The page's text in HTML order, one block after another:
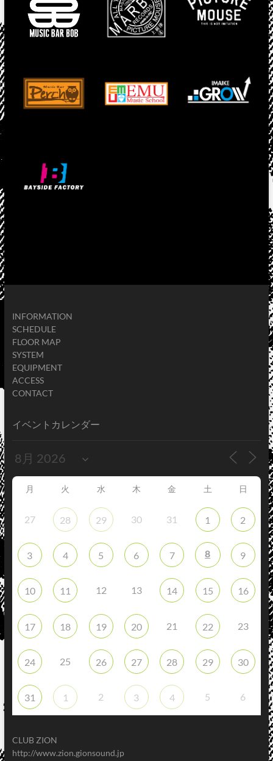
INFORMATION
SCHEDULE
FLOOR MAP
SYSTEM
EQUIPMENT
ACCESS
CONTACT
イベントカレンダー
月 火 水 木 金 土 日
27 28 29 30 31 1 2
3 4 5 6 7 8 9
10 11 12 13 14 15 16
17 18 19 20 21 22 23
24 25 26 27 28 29 30
31 1 2 3 4 5 6
CLUB ZION
http://www.zion.gionsound.jp